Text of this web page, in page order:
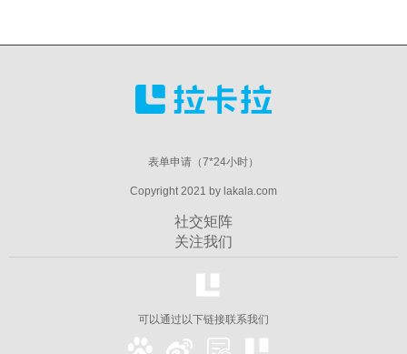
表单申请（7*24小时）
Copyright 2021 by lakala.com
社交矩阵
关注我们
可以通过以下链接联系我们